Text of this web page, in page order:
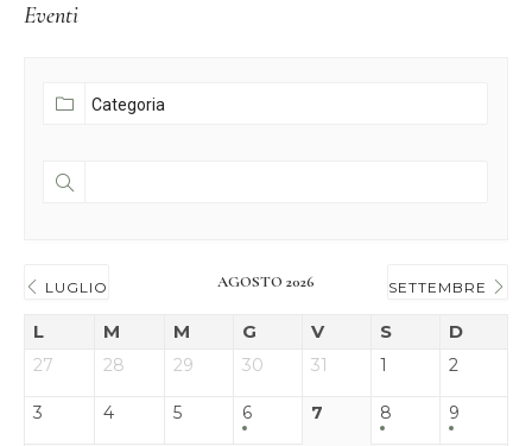
Eventi
LUGLIO AGOSTO 2026 SETTEMBRE
L M M G V S D
27 28 29 30 31 1 2
3 4 5 6 7 8 9